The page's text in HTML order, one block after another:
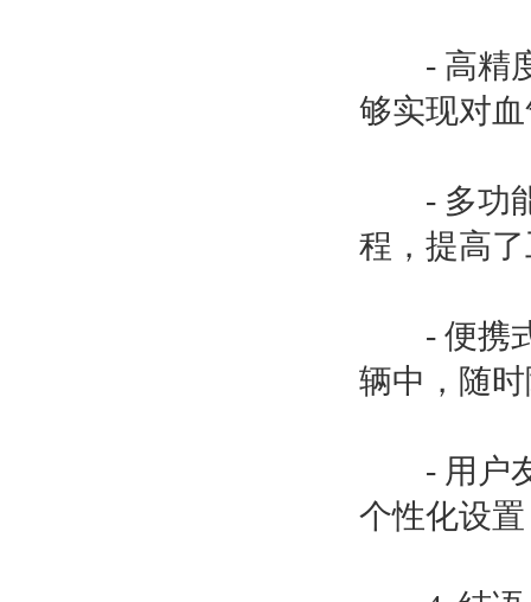
- 高精度
够实现对
- 多功能
程，提高
- 便携式
辆中，随
- 用户友
个性化设